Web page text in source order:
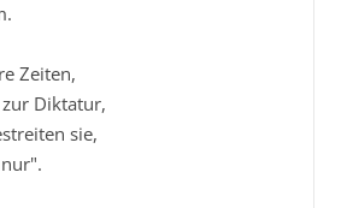
Zeiten,
Diktatur,
sie,